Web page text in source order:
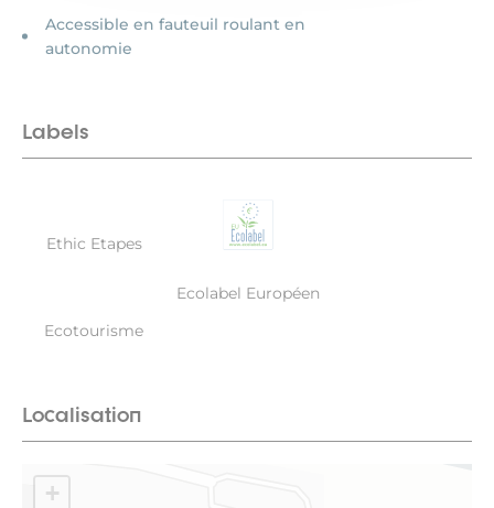
Accessible en fauteuil roulant en
autonomie
Labels
Ethic Etapes
Ecolabel Européen
Ecotourisme
Localisation
+